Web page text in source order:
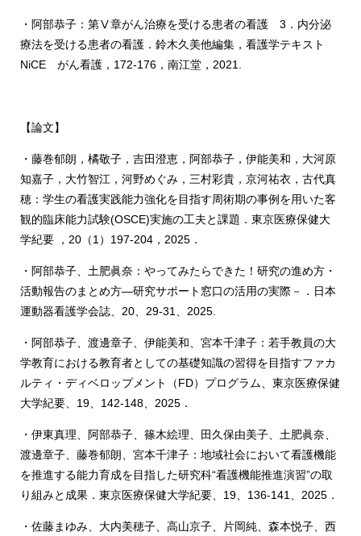
・阿部恭子：第Ⅴ章がん治療を受ける患者の看護 3．内分泌
療法を受ける患者の看護．鈴木久美他編集，看護学テキスト
NiCE がん看護，172-176，南江堂，2021.
【論文】
・藤巻郁朗，橘敬子，吉田澄恵，阿部恭子，伊能美和，大河原
知嘉子，大竹智江，河野めぐみ，三村彩貴，京河祐衣，古代真
穂：学生の看護実践能力強化を目指す周術期の事例を用いた客
観的臨床能力試験(OSCE)実施の工夫と課題．東京医療保健大
学紀要 ，20（1）197‐204，2025．
・阿部恭子、土肥眞奈：やってみたらできた！研究の進め方・
活動報告のまとめ方―研究サポート窓口の活用の実際－．日本
運動器看護学会誌、20、29-31、2025.
・阿部恭子、渡邊章子、伊能美和、宮本千津子：若手教員の大
学教育における教育者としての基礎知識の習得を目指すファカ
ルティ・ディベロップメント（FD）プログラム、東京医療保健
大学紀要、19、142-148、2025．
・伊東真理、阿部恭子、篠木絵理、田久保由美子、土肥眞奈、
渡邊章子、藤巻郁朗、宮本千津子：地域社会において看護機能
を推進する能力育成を目指した研究科“看護機能推進演習”の取
り組みと成果．東京医療保健大学紀要、19、136-141、2025．
・佐藤まゆみ、大内美穂子、高山京子、片岡純、森本悦子、西